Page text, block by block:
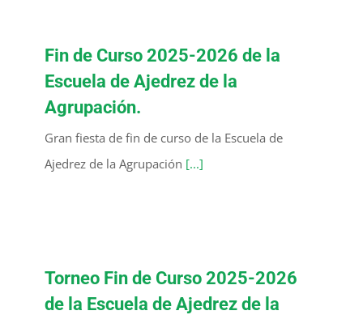
Fin de Curso 2025-2026 de la
Escuela de Ajedrez de la
Agrupación.
Gran fiesta de fin de curso de la Escuela de
Ajedrez de la Agrupación [...]
Torneo Fin de Curso 2025-2026
de la Escuela de Ajedrez de la